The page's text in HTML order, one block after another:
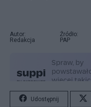
Autor:
Redakcja
Źródło:
PAP
Udostępnij